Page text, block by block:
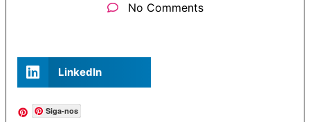
No Comments
LinkedIn
Siga-nos